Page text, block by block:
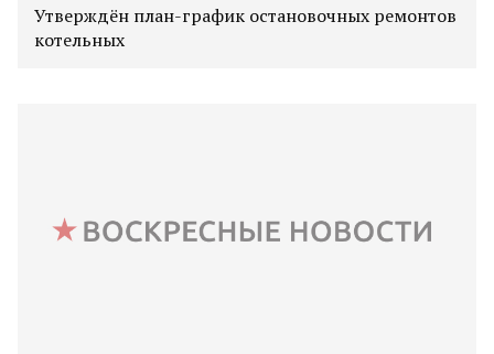
Утверждён план-график остановочных ремонтов
котельных